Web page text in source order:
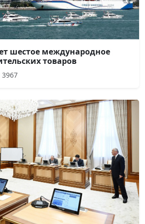
шестое международное
товаров
3967